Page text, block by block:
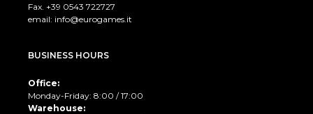
Fax. +39 0543 722727
email: info@eurogames.it
BUSINESS HOURS
Office:
Monday-Friday: 8:00 / 17:00
Warehouse: